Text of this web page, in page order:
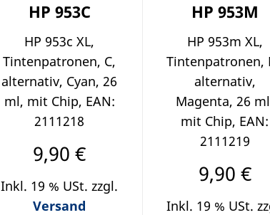
HP 953C
HP 953c XL,
Tintenpatronen, C,
alternativ, Cyan, 26
ml, mit Chip, EAN:
2111218
9,90 €
Inkl. 19 % USt. zzgl.
Versand
HP 953M
HP 953m XL,
Tintenpatronen,
alternativ,
Magenta, 26
mit Chip, EAN:
2111219
9,90 €
Inkl. 19 % USt.